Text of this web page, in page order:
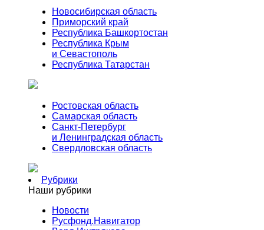
Новосибирская область
Приморский край
Республика Башкортостан
Республика Крым
и Севастополь
Республика Татарстан
Ростовская область
Самарская область
Санкт-Петербург
и Ленинградская область
Свердловская область
Рубрики
Наши рубрики
Новости
Русфонд.Навигатор